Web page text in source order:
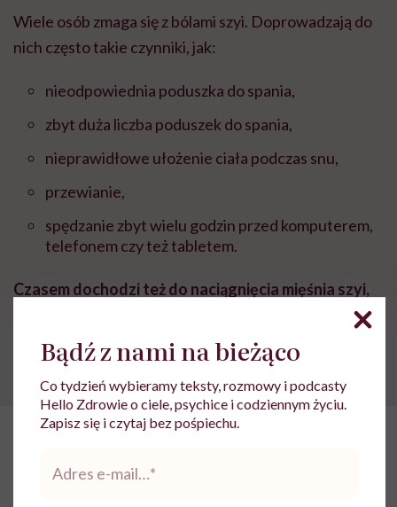
Wiele osób zmaga się z bólami szyi. Doprowadzają do
nich często takie czynniki, jak:
nieodpowiednia poduszka do spania,
zbyt duża liczba poduszek do spania,
nieprawidłowe ułożenie ciała podczas snu,
przewianie,
spędzanie zbyt wielu godzin przed komputerem,
telefonem czy też tabletem.
Czasem dochodzi też do naciągnięcia mięśnia szyi,
pominięcia rozgrzewki lub niewykonywania ćwiczeń
rozluźniających na koniec.
POLECAMY
Bądź z nami na bieżąco
Co tydzień wybieramy teksty, rozmowy i podcasty
Hello Zdrowie o ciele, psychice i codziennym życiu.
Zapisz się i czytaj bez pośpiechu.
*